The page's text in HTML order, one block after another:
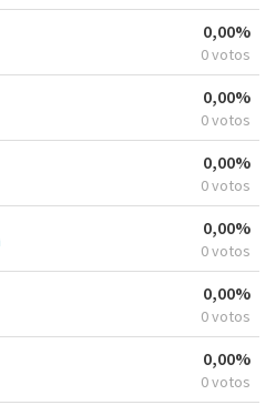
0,00%
0 votos
0,00%
0 votos
0,00%
0 votos
0,00%
0 votos
0,00%
0 votos
0,00%
0 votos